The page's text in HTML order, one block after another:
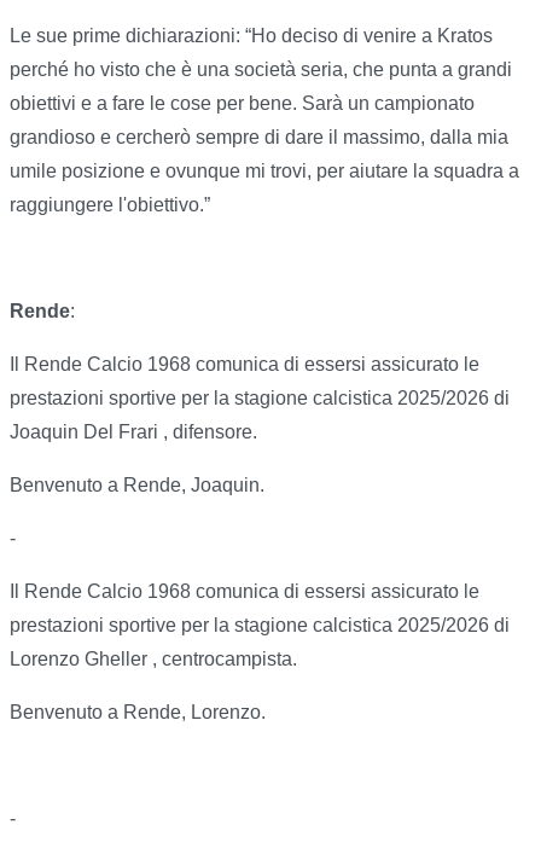
Le sue prime dichiarazioni: “Ho deciso di venire a Kratos
perché ho visto che è una società seria, che punta a grandi
obiettivi e a fare le cose per bene. Sarà un campionato
grandioso e cercherò sempre di dare il massimo, dalla mia
umile posizione e ovunque mi trovi, per aiutare la squadra a
raggiungere l'obiettivo.”
Rende:
Il Rende Calcio 1968 comunica di essersi assicurato le
prestazioni sportive per la stagione calcistica 2025/2026 di
Joaquin Del Frari , difensore.
Benvenuto a Rende, Joaquin.
-
Il Rende Calcio 1968 comunica di essersi assicurato le
prestazioni sportive per la stagione calcistica 2025/2026 di
Lorenzo Gheller , centrocampista.
Benvenuto a Rende, Lorenzo.
-